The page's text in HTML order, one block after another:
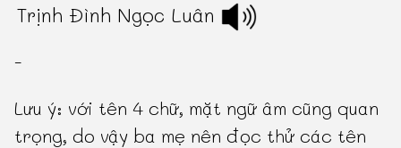
Trịnh Đình Ngọc Luân
-
Lưu ý: với tên 4 chữ, mặt ngữ âm cũng quan
trọng, do vậy ba mẹ nên đọc thử các tên